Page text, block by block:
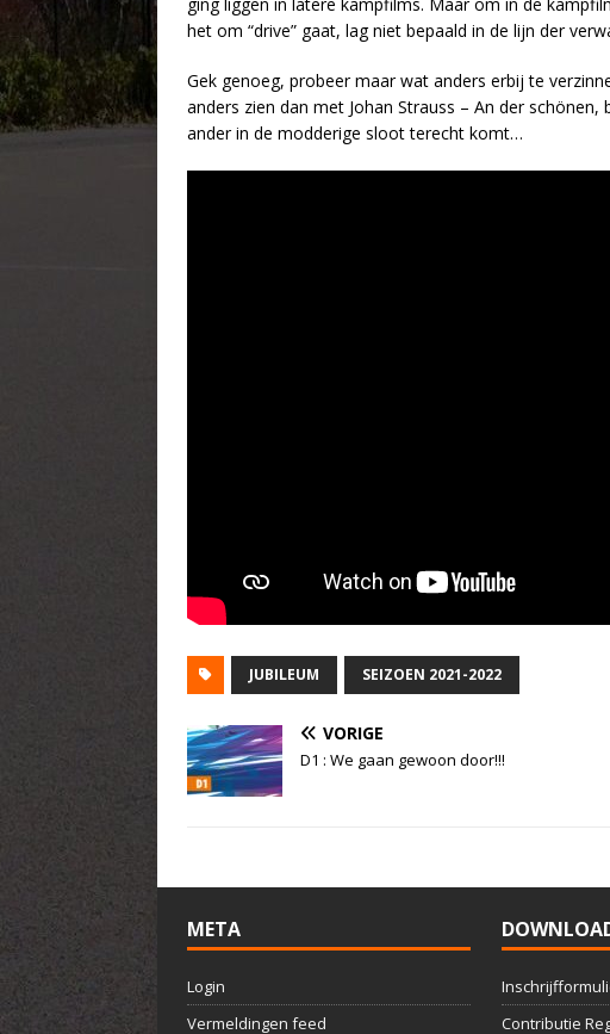
het om “drive” gaat, lag niet bepaald in de lijn der
Gek genoeg, probeer maar wat anders erbij te
anders zien dan met Johan Strauss – An der
ander in de modderige sloot terecht komt…
JUBILEUM SEIZOEN 2021-2022
VORIGE
D1 : We gaan gewoon door!!!
META
Login
Vermeldingen feed
Contributie